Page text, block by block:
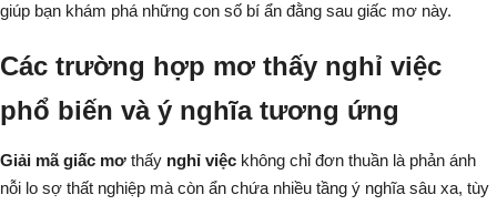
giúp bạn khám phá những con số bí ẩn đằng sau giấc mơ này.
Các trường hợp mơ thấy nghỉ việc
phổ biến và ý nghĩa tương ứng
Giải mã giấc mơ thấy nghỉ việc không chỉ đơn thuần là phản ánh
nỗi lo sợ thất nghiệp mà còn ẩn chứa nhiều tầng ý nghĩa sâu xa, tùy